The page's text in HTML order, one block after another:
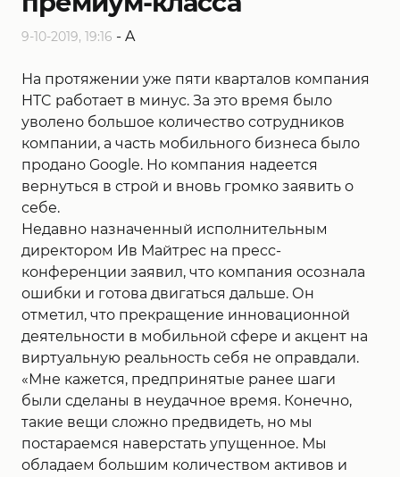
9-10-2019, 19:16 - A
На протяжении уже пяти кварталов компания
HTC работает в минус. За это время было
уволено большое количество сотрудников
компании, а часть мобильного бизнеса было
продано Google. Но компания надеется
вернуться в строй и вновь громко заявить о
себе.
Недавно назначенный исполнительным
директором Ив Майтрес на пресс-
конференции заявил, что компания осознала
ошибки и готова двигаться дальше. Он
отметил, что прекращение инновационной
деятельности в мобильной сфере и акцент на
виртуальную реальность себя не оправдали.
«Мне кажется, предпринятые ранее шаги
были сделаны в неудачное время. Конечно,
такие вещи сложно предвидеть, но мы
постараемся наверстать упущенное. Мы
обладаем большим количеством активов и